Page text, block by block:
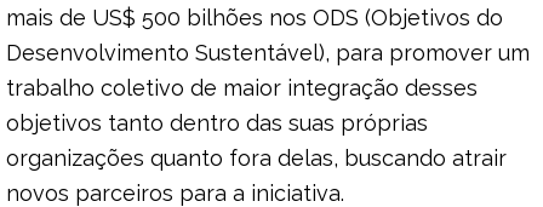
mais de US$ 500 bilhões nos ODS (Objetivos do
Desenvolvimento Sustentável), para promover um
trabalho coletivo de maior integração desses
objetivos tanto dentro das suas próprias
organizações quanto fora delas, buscando atrair
novos parceiros para a iniciativa.